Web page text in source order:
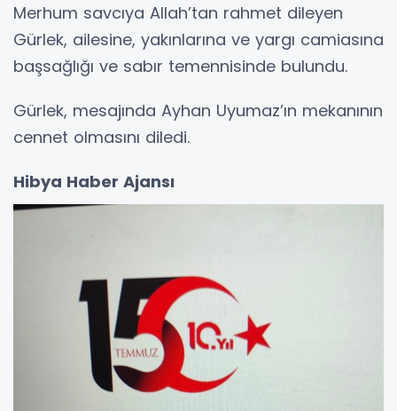
Merhum savcıya Allah’tan rahmet dileyen
Gürlek, ailesine, yakınlarına ve yargı camiasına
başsağlığı ve sabır temennisinde bulundu.
Gürlek, mesajında Ayhan Uyumaz’ın mekanının
cennet olmasını diledi.
Hibya Haber Ajansı